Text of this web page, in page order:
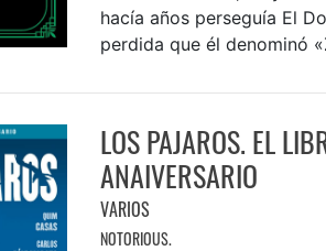
hacía años perseguía El
perdida que él denominó
LOS PAJAROS. EL
ANAIVERSARIO
VARIOS
NOTORIOUS.